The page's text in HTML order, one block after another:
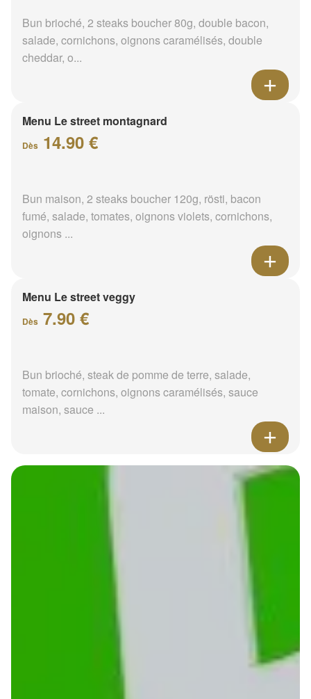
Bun brioché, 2 steaks boucher 80g, double bacon,
salade, cornichons, oignons caramélisés, double
cheddar, o...
Menu Le street montagnard
Dès 14.90 €
Bun maison, 2 steaks boucher 120g, rösti, bacon
fumé, salade, tomates, oignons violets, cornichons,
oignons ...
Menu Le street veggy
Dès 7.90 €
Bun brioché, steak de pomme de terre, salade,
tomate, cornichons, oignons caramélisés, sauce
maison, sauce ...